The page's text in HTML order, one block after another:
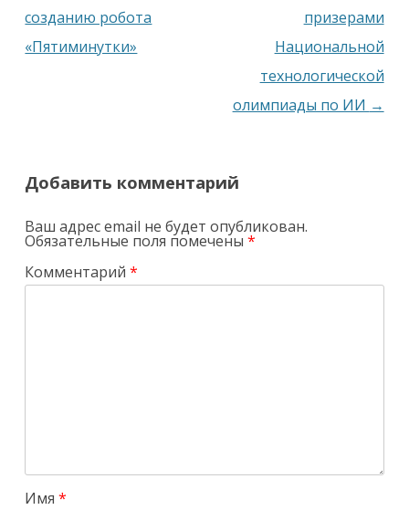
записям
созданию робота
«Пятиминутки»
призерами
Национальной
технологической
олимпиады по ИИ →
Добавить комментарий
Ваш адрес email не будет опубликован.
Обязательные поля помечены*
Комментарий*
Имя*